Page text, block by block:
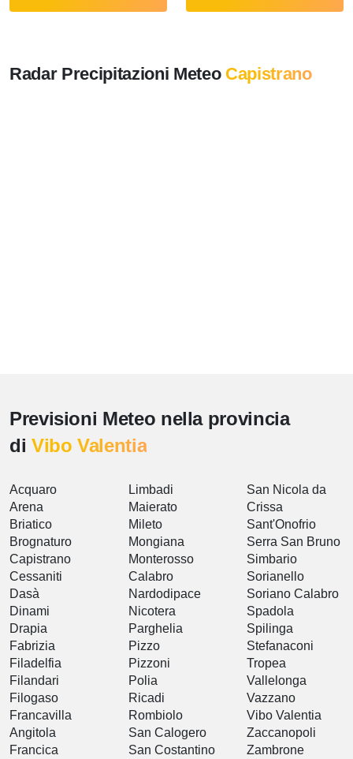
Radar Precipitazioni Meteo Capistrano
Previsioni Meteo nella provincia
di Vibo Valentia
Acquaro
Arena
Briatico
Brognaturo
Capistrano
Cessaniti
Dasà
Dinami
Drapia
Fabrizia
Filadelfia
Filandari
Filogaso
Francavilla
Angitola
Francica
Limbadi
Maierato
Mileto
Mongiana
Monterosso
Calabro
Nardodipace
Nicotera
Parghelia
Pizzo
Pizzoni
Polia
Ricadi
Rombiolo
San Calogero
San Costantino
San Nicola da
Crissa
Sant'Onofrio
Serra San Bruno
Simbario
Sorianello
Soriano Calabro
Spadola
Spilinga
Stefanaconi
Tropea
Vallelonga
Vazzano
Vibo Valentia
Zaccanopoli
Zambrone